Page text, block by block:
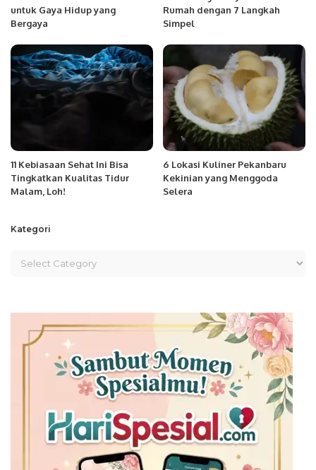
untuk Gaya Hidup yang
Bergaya
Rumah dengan 7 Langkah
Simpel
11 Kebiasaan Sehat Ini Bisa
Tingkatkan Kualitas Tidur
Malam, Loh!
6 Lokasi Kuliner Pekanbaru
Kekinian yang Menggoda
Selera
Kategori